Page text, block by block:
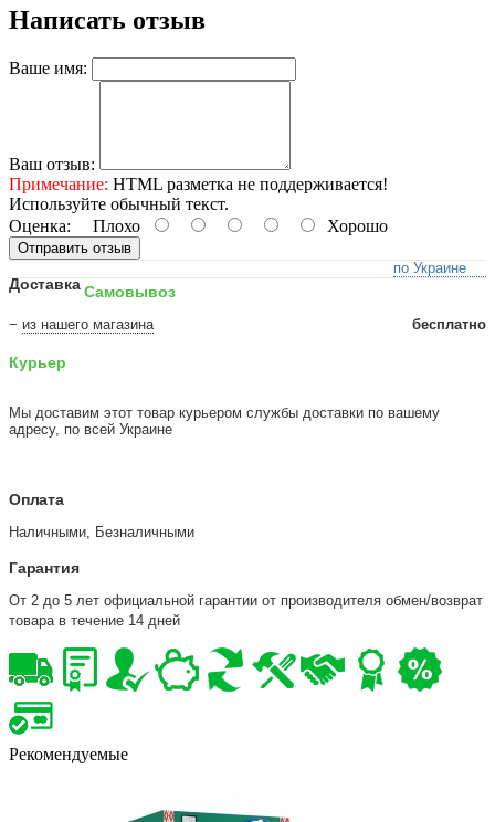
Написать отзыв
Ваше имя:
Ваш отзыв:
Примечание: HTML разметка не поддерживается!
Используйте обычный текст.
Оценка: Плохо Хорошо
Отправить отзыв
Доставка
по Украине
Самовывоз
− из нашего магазина бесплатно
Курьер
Мы доставим этот товар курьером службы доставки по вашему
адресу, по всей Украине
Оплата
Наличными, Безналичными
Гарантия
От 2 до 5 лет официальной гарантии от производителя обмен/возврат
товара в течение 14 дней
Рекомендуемые